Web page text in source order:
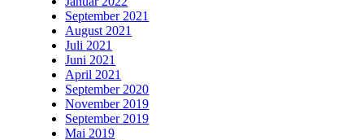
September 2021
August 2021
Juli 2021
Juni 2021
April 2021
September 2020
November 2019
September 2019
Mai 2019